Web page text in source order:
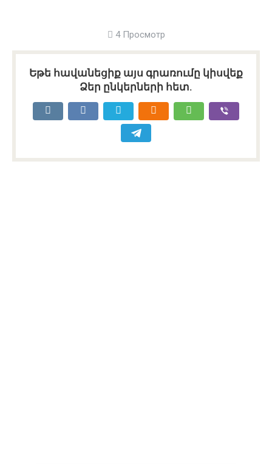
4 Просмотр
Եթե հավանեցիք այս գրառումը կիսվեք
Ձեր ընկերների հետ.